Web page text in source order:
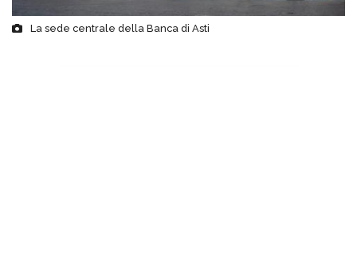
La sede centrale della Banca di Asti